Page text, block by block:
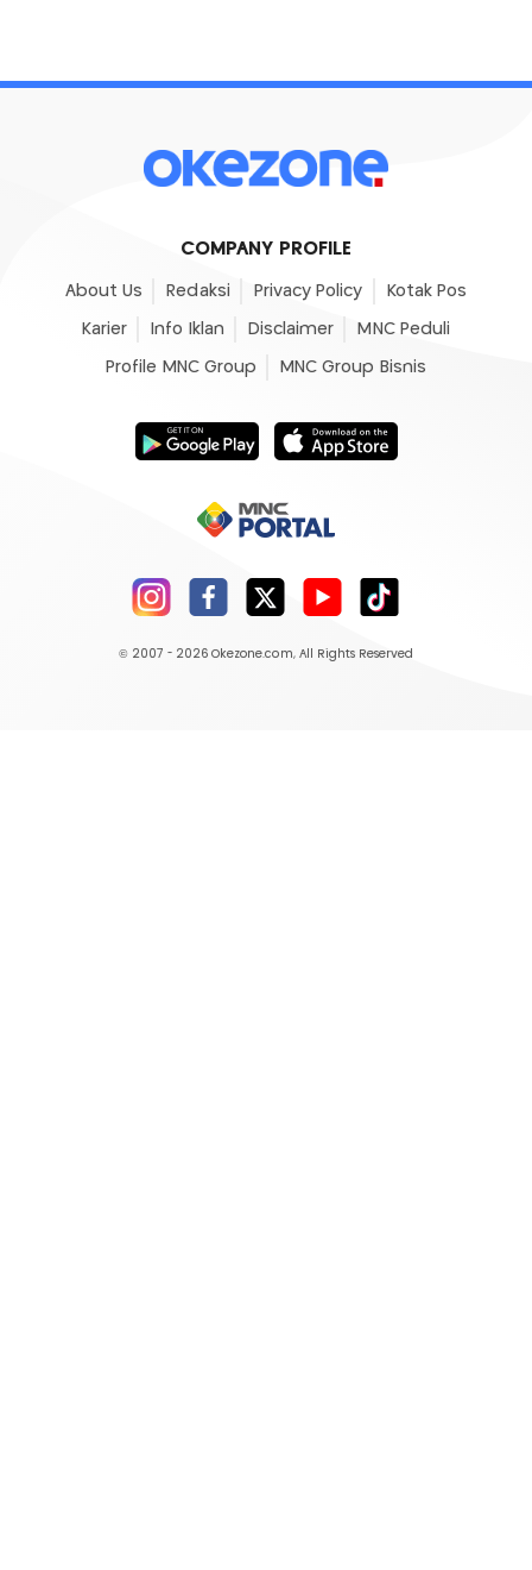
COMPANY PROFILE
About Us Redaksi Privacy Policy Kotak Pos
Karier Info Iklan Disclaimer MNC Peduli
Profile MNC Group MNC Group Bisnis
© 2007 - 2026 Okezone.com, All Rights Reserved